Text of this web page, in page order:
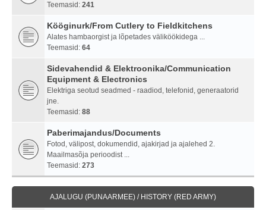
Teemasid: 241
Kööginurk/From Cutlery to Fieldkitchens
Alates hambaorgist ja lõpetades väliköökidega ...
Teemasid: 64
Sidevahendid & Elektroonika/Communication
Equipment & Electronics
Elektriga seotud seadmed - raadiod, telefonid, generaatorid
jne.
Teemasid: 88
Paberimajandus/Documents
Fotod, välipost, dokumendid, ajakirjad ja ajalehed 2.
Maailmasõja perioodist ...
Teemasid: 273
AJALUGU (PUNAARMEE) / HISTORY (RED ARMY)